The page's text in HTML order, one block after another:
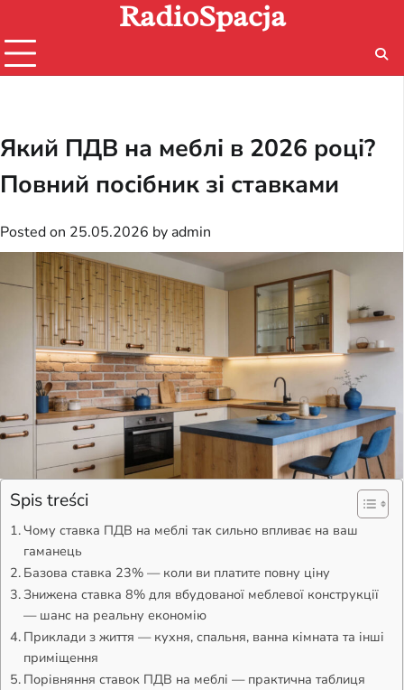
content
RadioSpacja
Який ПДВ на меблі в 2026 році?
Повний посібник зі ставками
Posted on 25.05.2026 by admin
Spis treści
Чому ставка ПДВ на меблі так сильно впливає на ваш
гаманець
Базова ставка 23% — коли ви платите повну ціну
Знижена ставка 8% для вбудованої меблевої конструкції
— шанс на реальну економію
Приклади з життя — кухня, спальня, ванна кімната та інші
приміщення
Порівняння ставок ПДВ на меблі — практична таблиця